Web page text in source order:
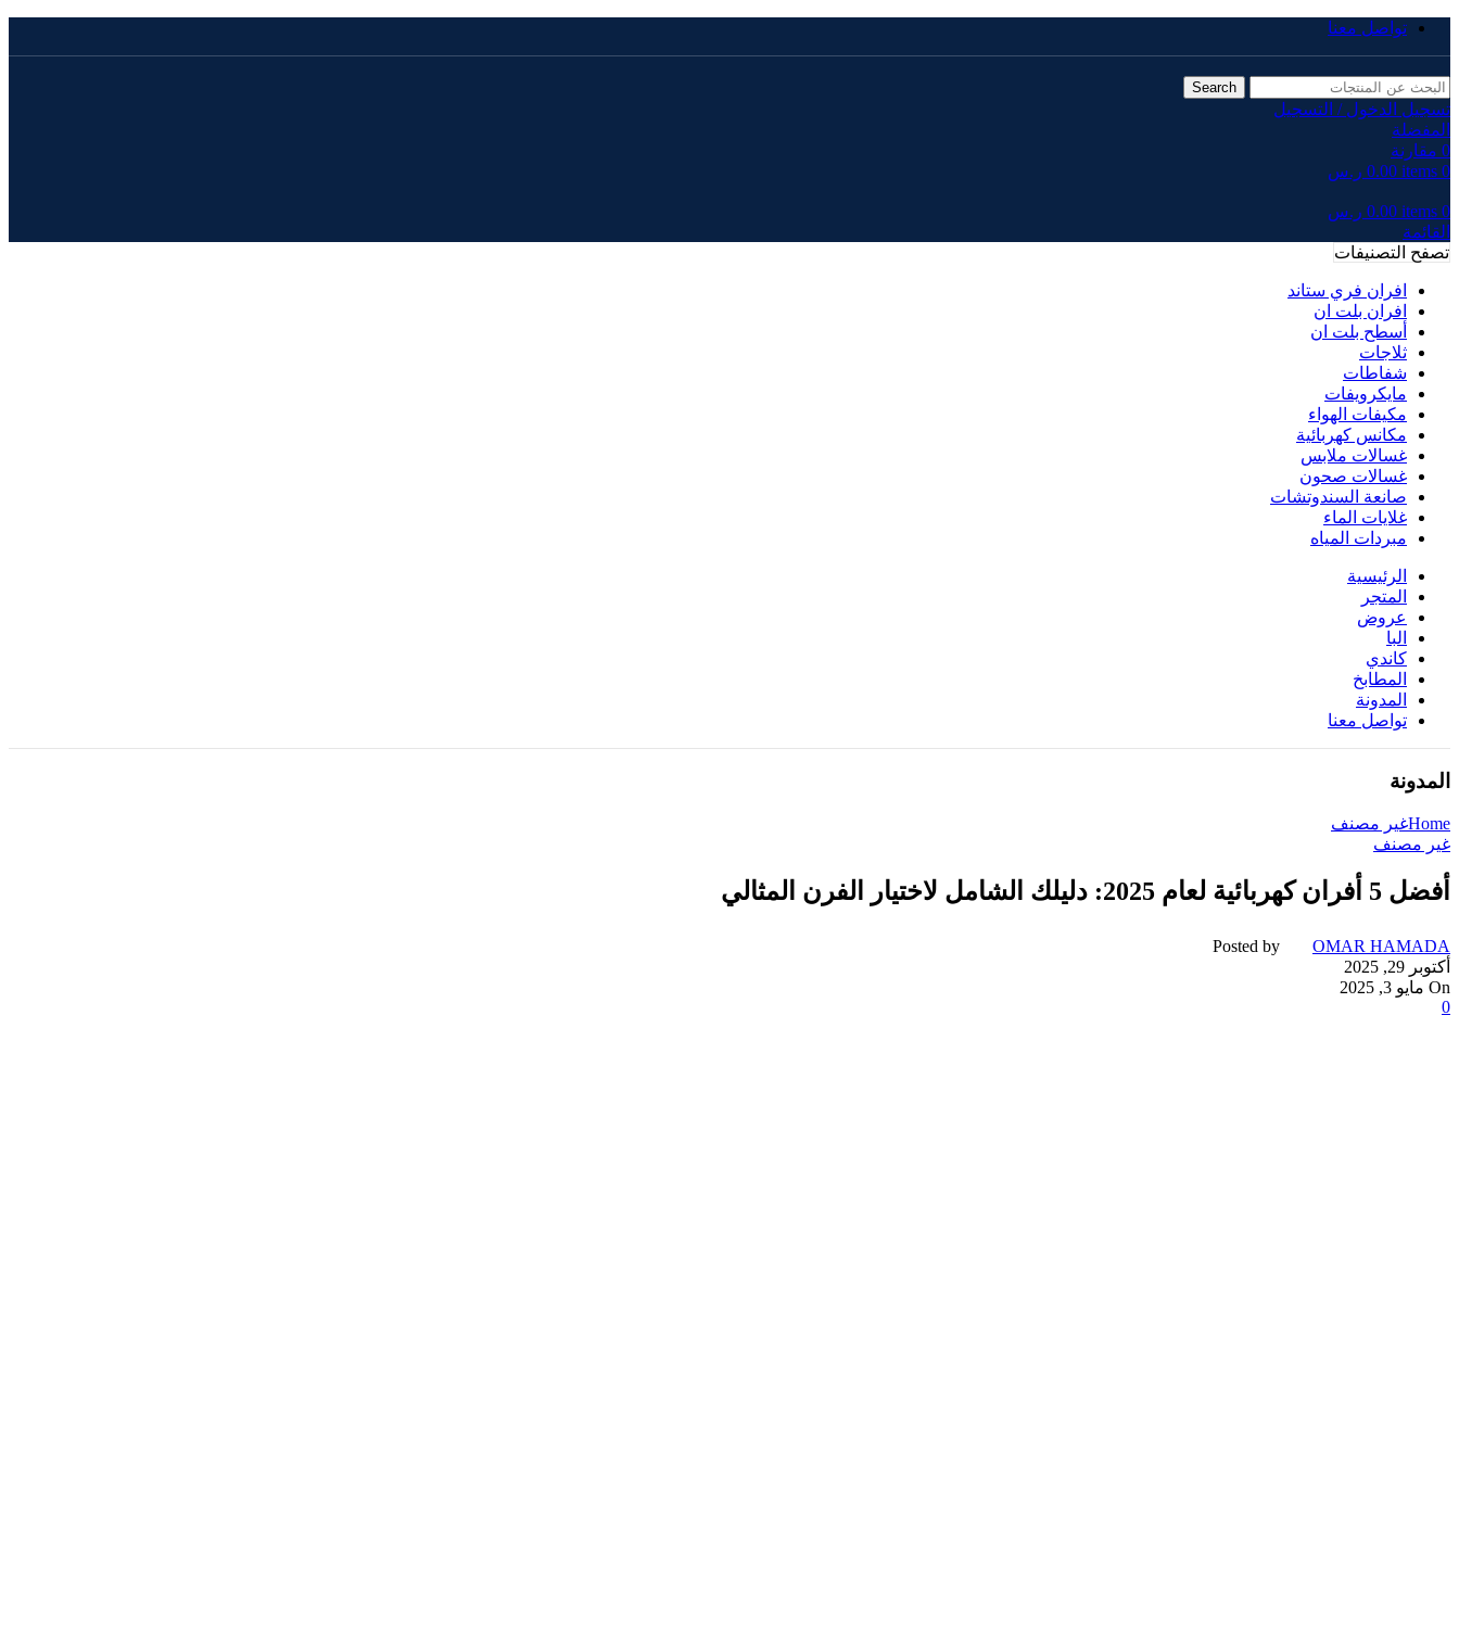
تواصل معنا
Search
تسجيل الدخول / التسجيل
المفضلة
0 مقارنة
0
items
0.00 ر.س
0
items
0.00 ر.س
القائمة
تصفح التصنيفات
افران فري ستاند
افران بلت ان
أسطح بلت ان
ثلاجات
شفاطات
مايكرويفات
مكيفات الهواء
مكانس كهربائية
غسالات ملابس
غسالات صحون
صانعة السندوتشات
غلايات الماء
مبردات المياه
الرئيسية
المتجر
عروض
البا
كاندي
المطابخ
المدونة
تواصل معنا
المدونة
Homeغير مصنف
غير مصنف
أفضل 5 أفران كهربائية لعام 2025: دليلك الشامل لاختيار الفرن المثالي
Posted by
OMAR HAMADA
أكتوبر 29, 2025
On مايو 3, 2025
0